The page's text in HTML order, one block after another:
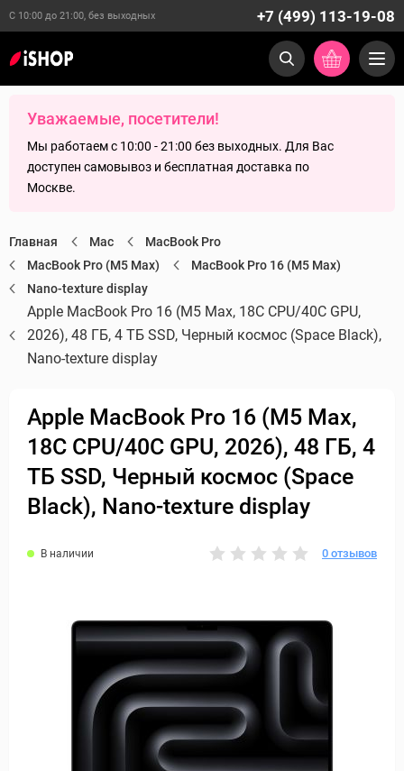
С 10:00 до 21:00, без выходных +7 (499) 113-19-08
Уважаемые, посетители!
Мы работаем с 10:00 - 21:00 без выходных. Для Вас
доступен самовывоз и бесплатная доставка по
Москве.
Главная Mac
MacBook Pro
MacBook Pro (M5 Max)
MacBook Pro 16 (M5 Max)
Nano-texture display
Apple MacBook Pro 16 (M5 Max, 18C CPU/40C GPU,
2026), 48 ГБ, 4 ТБ SSD, Черный космос (Space Black),
Nano-texture display
Apple MacBook Pro 16 (M5 Max,
18C CPU/40C GPU, 2026), 48 ГБ, 4
ТБ SSD, Черный космос (Space
Black), Nano-texture display
В наличии 0 отзывов